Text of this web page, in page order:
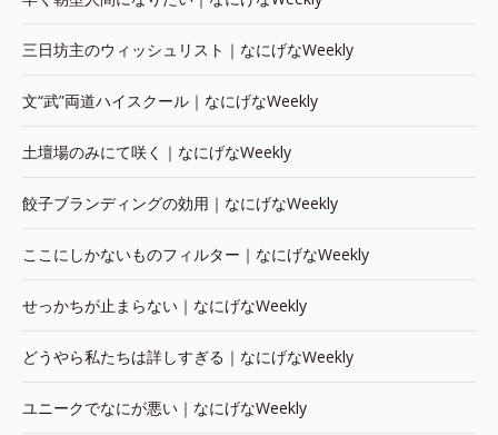
三日坊主のウィッシュリスト｜なにげなWeekly
文“武”両道ハイスクール｜なにげなWeekly
土壇場のみにて咲く｜なにげなWeekly
餃子ブランディングの効用｜なにげなWeekly
ここにしかないものフィルター｜なにげなWeekly
せっかちが止まらない｜なにげなWeekly
どうやら私たちは詳しすぎる｜なにげなWeekly
ユニークでなにが悪い｜なにげなWeekly